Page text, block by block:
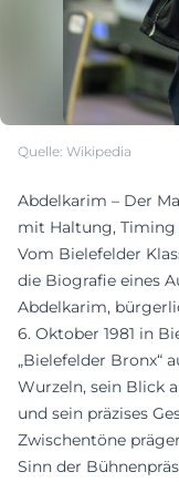
Quelle: Wikipedia
Abdelkarim – Der
mit Haltung, Timing
Vom Bielefelder
die Biografie eines
Abdelkarim,
6. Oktober 1981 in
„Bielefelder Bronx“
Wurzeln, sein Blick
und sein präzises
Zwischentöne
Sinn der